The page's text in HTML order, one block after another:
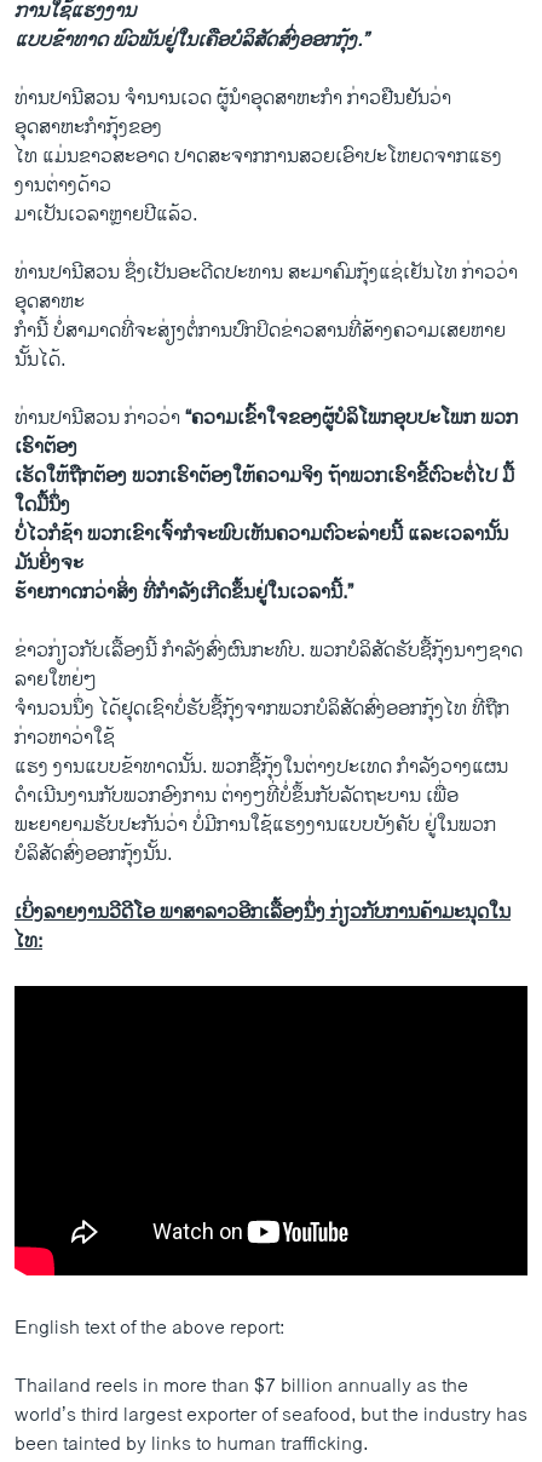
ການ​ໃຊ້​ແຮງ​ງານ​
ແບບ​ຂ້າ​ທາດ ​ພົວພັນ​ຢູ່​ໃນ​ເຄືອ​ບໍລິສັດ​ສົ່ງ​ອອກ​ກຸ້ງ.”
ທ່ານ​ປານີ​ສວນ ຈຳ​ນານ​ເວດ ຜູ້ນຳ​ອຸດສາຫະກຳ ກ່າວ​ຢືນຢັນ​ວ່າ
ອຸດສາຫະກຳ​ກຸ້ງ​ຂອງ​
ໄທ ​ແມ່ນ​ຂາວ​ສະອາດ ປາດ​ສະ​ຈາກການສວຍເອົາ​ປະ​ໂຫຍ​ດຈາກ​ແຮງ​
ງານ​ຕ່າງ​ດ້າວ
ມາ​ເປັນ​ເວລາ​ຫຼາຍ​ປີ​ແລ້ວ.
ທ່ານ​ປານີ​ສວນ ຊຶ່ງ​ເປັນອະດີດ​ປະທານ ສະມາຄົມ​ກຸ້ງ​ແຊ່​ເຢັນ​ໄທ ກ່າວ​ວ່າ
ອຸດສາຫະ
ກຳ​ນີ້ ບໍ່​ສາມາດ​ທີ່​ຈະ​ສ່ຽງ​ຕໍ່​ການ​ປົກ​ປິດ​ຂ່າວສານ​ທີ່​ສ້າງ​ຄວາມ​ເສຍ​ຫາຍ
ນັ້ນ​ໄດ້.
ທ່ານ​ປານີ​ສວນ ກ່າວ​ວ່າ“ຄວາມ​ເຂົ້າ​ໃຈ​ຂອງ​ຜູ້​ບໍລິ​ໂພ​ກອຸບປະ​ໂພ​ກ ​ພວກ​
ເຮົາຕ້ອງ
​ເຮັດ​ໃຫ້​ຖືກຕ້ອງ ​ພວກ​ເຮົາ​ຕ້ອງໃຫ້​ຄວາມ​ຈິງ ຖ້າ​ພວກ​ເຮົາຂີ້​ຕົວະ​ຕໍ່​ໄປ ມື້
ໃດ​ມື້​ນຶ່ງ
ບໍ່​ໄວ​ກໍ​ຊ້າ ພວກ​ເຂົາ​ເຈົ້າກໍ​ຈະ​ພົບ​ເຫັນ​ຄວາມ​ຕົວະລ່າຍ​ນີ້ ​ແລະ​ເວລາ​ນັ້ນ
ມັນ​ຍິ່ງ​ຈະ
ຮ້າຍ​ກາດ​ກວ່າ​ສິ່ງ​ ທີ່​ກຳ​ລັງ​ເກີດ​ຂຶ້ນຢູ່​ໃນ​ເວລາ​ນີ້.”
ຂ່າວ​ກ່ຽວ​ກັບ​ເລື້ອງ​ນີ້ ກຳລັງ​ສົ່ງ​ຜົນ​ກະທົບ​. ພວກ​ບໍລິສັດ​ຮັບ​ຊື້​ກຸ້ງ​ນາໆ​ຊາດ​
ລາຍ​ໃຫຍ່​ໆ
ຈຳນວນ​ນຶ່ງ ​ໄດ້​ຢຸດ​ເຊົາ​ບໍ່​ຮັບ​ຊື້​ກຸ້ງ​ຈາກພວກ​ບໍລິສັດ​ສົ່ງ​ອອກກຸ້ງ​ໄທ ​ທີ່ຖືກ
ກ່າວ​ຫາວ່າ​ໃຊ້​
ແຮງ ​ງານ​ແບບ​ຂ້າ​ທາດ​ນັ້ນ​. ພວກ​ຊື້​ກຸ້ງ​ໃນ​ຕ່າງປະ​ເທດ ກຳລັງ​ວາງ​ແຜນ​
ດຳ​ເນີນ​ງານ​ກັບ​ພວກ​ອົງການ ​ຕ່າງໆ​ທີ່​ບໍ່ຂຶ້ນ​ກັບ​ລັດຖະບານ ​ເພື່ອ​
ພະຍາຍາມ​ຮັບປະກັນ​ວ່າ ບໍ່​ມີ​ການ​ໃຊ້​ແຮງ​ງານ​ແບບ​ບັງຄັບ​ ຢູ່ໃນ​ພວກ​
ບໍລິສັດ​ສົ່ງ​ອອກ​ກຸ້ງ​ນັ້ນ.
ເບິ່ງລາຍງານວີດີໂອ ພາສາລາວອີກເລື້ອງນຶ່ງ ກ່ຽວກັບການຄ້າມະນຸດໃນ
ໄທ:
English text of the above report:
Thailand reels in more than $7 billion annually as the
world’s third largest exporter of seafood, but the industry has
been tainted by links to human trafficking.